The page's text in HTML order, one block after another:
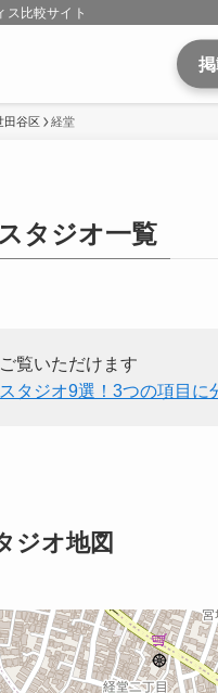
ス比較サイト
田谷区 経堂
タジオ一覧
覧いただけます
タジオ9選！3つの項目に
ジオ地図